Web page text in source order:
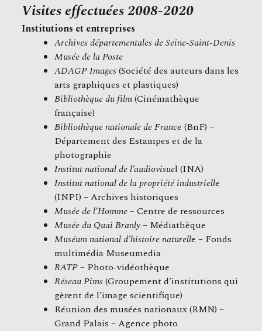
Visites effectuées 2008-2020
Institutions et entreprises
Archives départementales de Seine-Saint-Denis
Musée de la Poste
ADAGP Images(Société des auteurs dans les
arts graphiques et plastiques)
Bibliothèque du film(Cinémathèque
française)
Bibliothèque nationale de France (BnF) –
Département des Estampes et de la
photographie
Institut national de l’audiovisuel (INA)
Institut national de la propriété industrielle
(INPI) – Archives historiques
Musée de l’Homme– Centre de ressources
Musée du Quai Branly– Médiathèque
Muséum national d’histoire naturelle – Fonds
multimédia Museumedia
RATP– Photo-vidéothèque
Réseau Pims(Groupement d’institutions qui
gèrent de l’image scientifique)
Réunion des musées nationaux (RMN) –
Grand Palais – Agence photo